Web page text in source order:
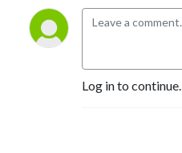
Log in to continue.